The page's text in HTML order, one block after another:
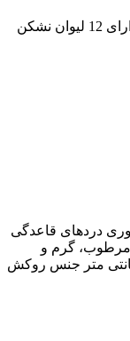
بادکش 12 لیوان کنتک بادکش 12 لیوان کنتک دارای 12 لیوان نشکن
دردهای قاعدگی
مرطوب، گرم و
معطر و رایحه دار ابعاد 21*36 سانتی متر جنس روکش